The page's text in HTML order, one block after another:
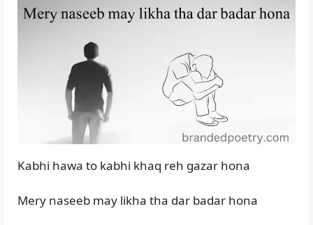
Kabhi hawa to kabhi khaq reh gazar hona
Mery naseeb may likha tha dar badar hona